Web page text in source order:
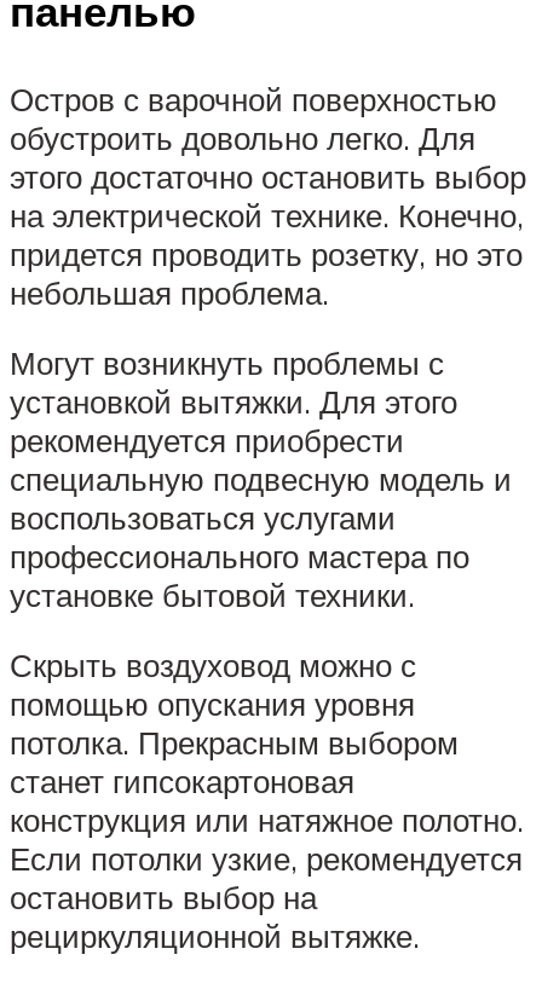
панелью
Остров с варочной поверхностью
обустроить довольно легко. Для
этого достаточно остановить выбор
на электрической технике. Конечно,
придется проводить розетку, но это
небольшая проблема.
Могут возникнуть проблемы с
установкой вытяжки. Для этого
рекомендуется приобрести
специальную подвесную модель и
воспользоваться услугами
профессионального мастера по
установке бытовой техники.
Скрыть воздуховод можно с
помощью опускания уровня
потолка. Прекрасным выбором
станет гипсокартоновая
конструкция или натяжное полотно.
Если потолки узкие, рекомендуется
остановить выбор на
рециркуляционной вытяжке.